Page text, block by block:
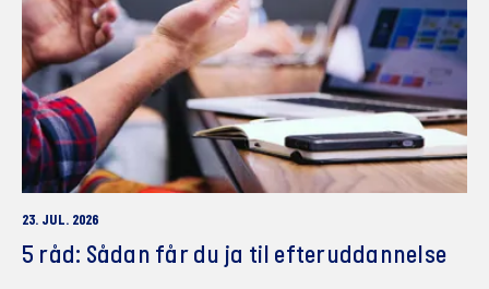
23. JUL. 2026
5 råd: Sådan får du ja til efteruddannelse